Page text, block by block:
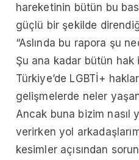
hareketinin bütün bu
güçlü bir şekilde
“Aslında bu rapora şu
Şu ana kadar bütün hak
Türkiye’de LGBTİ+
gelişmelerde neler
Ancak buna bizim nasıl
verirken yol
kesimler açısından